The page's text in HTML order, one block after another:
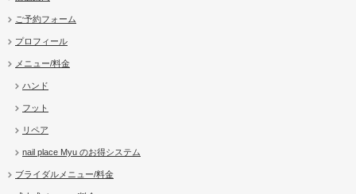
ご予約フォーム
プロフィール
メニュー/料金
ハンド
フット
リペア
nail place Myu のお得システム
ブライダルメニュー/料金